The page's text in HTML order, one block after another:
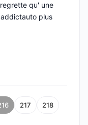
qu' une
plus
217 218